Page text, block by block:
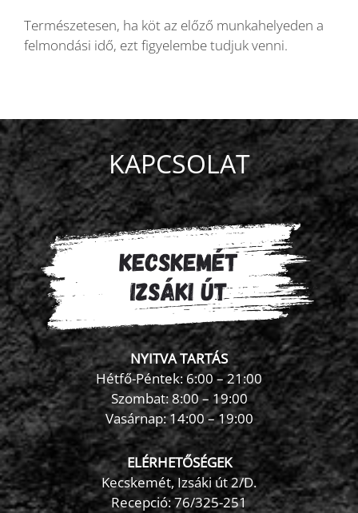
Természetesen, ha köt az előző munkahelyeden a
felmondási idő, ezt figyelembe tudjuk venni.
KAPCSOLAT
NYITVA TARTÁS
Hétfő-Péntek: 6:00 – 21:00
Szombat: 8:00 – 19:00
Vasárnap: 14:00 – 19:00
ELÉRHETŐSÉGEK
Kecskemét, Izsáki út 2/D.
Recepció:76/325-251